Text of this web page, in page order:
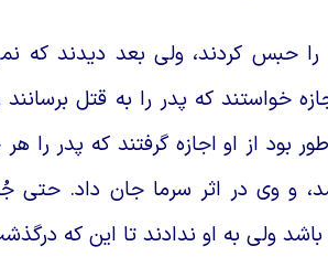
حبس كردند، ولى بعد ديدند كه
خواستند كه پدر را به قتل
بود از او اجازه گرفتند كه پدر را
و وى در اثر سرما جان داد.
باشد ولى به او ندادند تا اين كه